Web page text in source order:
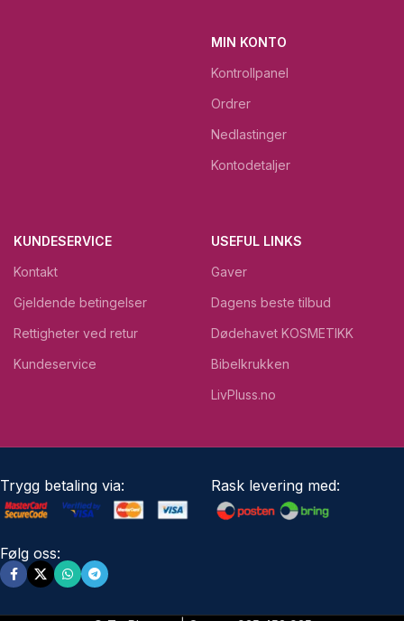
MIN KONTO
Kontrollpanel
Ordrer
Nedlastinger
Kontodetaljer
KUNDESERVICE
Kontakt
Gjeldende betingelser
Rettigheter ved retur
Kundeservice
USEFUL LINKS
Gaver
Dagens beste tilbud
Dødehavet KOSMETIKK
Bibelkrukken
LivPluss.no
Trygg betaling via: Rask levering med:
Følg oss: